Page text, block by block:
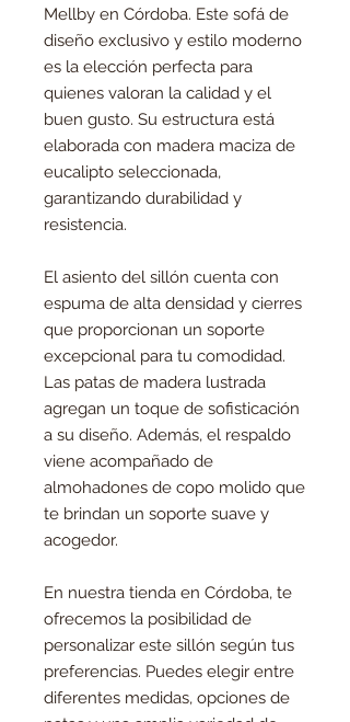
Mellby en Córdoba. Este sofá de
diseño exclusivo y estilo moderno
es la elección perfecta para
quienes valoran la calidad y el
buen gusto. Su estructura está
elaborada con madera maciza de
eucalipto seleccionada,
garantizando durabilidad y
resistencia.
El asiento del sillón cuenta con
espuma de alta densidad y cierres
que proporcionan un soporte
excepcional para tu comodidad.
Las patas de madera lustrada
agregan un toque de sofisticación
a su diseño. Además, el respaldo
viene acompañado de
almohadones de copo molido que
te brindan un soporte suave y
acogedor.
En nuestra tienda en Córdoba, te
ofrecemos la posibilidad de
personalizar este sillón según tus
preferencias. Puedes elegir entre
diferentes medidas, opciones de